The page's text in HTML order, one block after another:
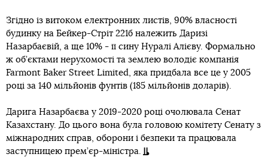
Згідно із витоком електронних листів, 90% власності
будинку на Бейкер-Стріт 221б належить Даризі
Назарбаєвій, а ще 10% - її сину Нуралі Алієву. Формально
ж об’єктами нерухомості та землею володіє компанія
Farmont Baker Street Limited, яка придбала все це у 2005
році за 140 мільйонів фунтів (185 мільйонів доларів).
Дарига Назарбаєва у 2019-2020 році очолювала Сенат
Казахстану. До цього вона була головою комітету Сенату з
міжнародних справ, оборони і безпеки та працювала
заступницею прем’єр-міністра.